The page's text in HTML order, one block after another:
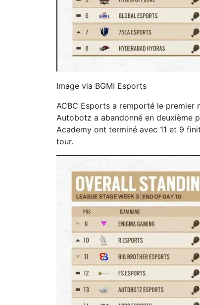
Image via BGMI Esports
ACBC Esports a remporté le premier
Autobotz a abandonné en deuxième
Academy ont terminé avec 11 et 9
tour.